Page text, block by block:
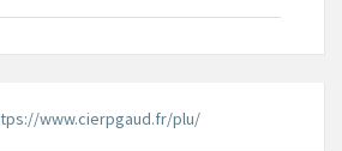
www.cierpgaud.fr/plu/